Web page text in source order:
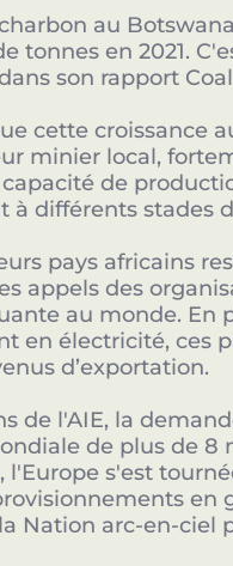
au
tonnes en 2021.
son rapport Coal
cette croissance
minier local,
de
à différents stades
pays africains
appels des
au monde.
en électricité, ces
d’exportation.
de l'AIE, la
de plus de 8
l'Europe s'est
en
Nation arc-en-ciel